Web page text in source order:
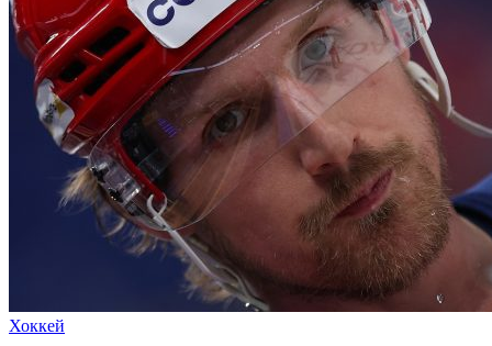
Хоккей